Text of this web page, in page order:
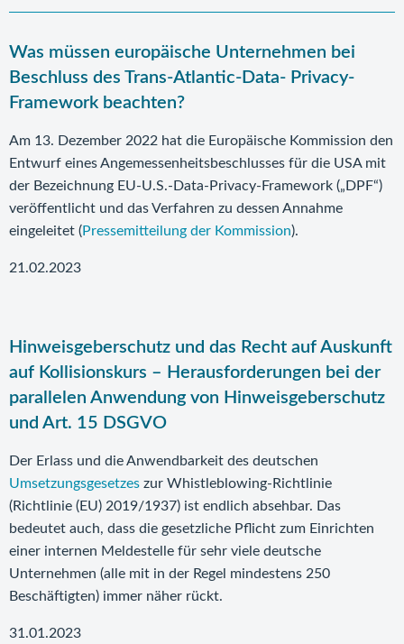
Was müssen europäische Unternehmen bei
Beschluss des Trans-Atlantic-Data- Privacy-
Framework beachten?
Am 13. Dezember 2022 hat die Europäische Kommission den
Entwurf eines Angemessenheitsbeschlusses für die USA mit
der Bezeichnung EU-U.S.-Data-Privacy-Framework („DPF“)
veröffentlicht und das Verfahren zu dessen Annahme
eingeleitet (Pressemitteilung der Kommission).
21.02.2023
Hinweisgeberschutz und das Recht auf Auskunft
auf Kollisionskurs – Herausforderungen bei der
parallelen Anwendung von Hinweisgeberschutz
und Art. 15 DSGVO
Der Erlass und die Anwendbarkeit des deutschen
Umsetzungsgesetzes zur Whistleblowing-Richtlinie
(Richtlinie (EU) 2019/1937) ist endlich absehbar. Das
bedeutet auch, dass die gesetzliche Pflicht zum Einrichten
einer internen Meldestelle für sehr viele deutsche
Unternehmen (alle mit in der Regel mindestens 250
Beschäftigten) immer näher rückt.
31.01.2023